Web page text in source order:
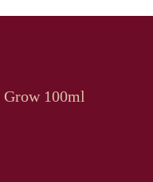
Grow 100ml